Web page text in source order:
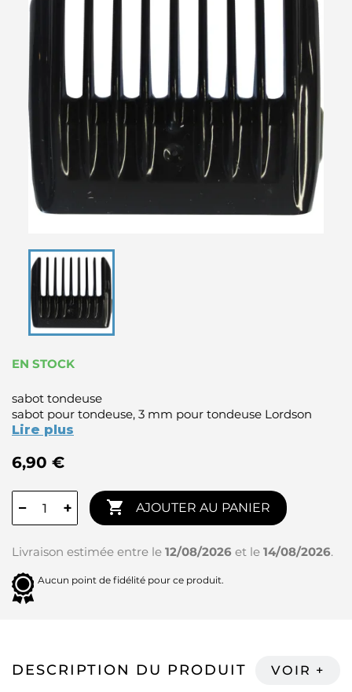
EN STOCK
sabot tondeuse
sabot pour tondeuse, 3 mm pour tondeuse Lordson
Lire plus
6,90 €
− +  AJOUTER AU PANIER
Livraison estimée entre le 12/08/2026 et le 14/08/2026.
Aucun point de fidélité pour ce produit.
DESCRIPTION DU PRODUIT